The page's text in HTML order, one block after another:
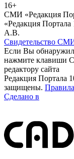
16+
СМИ «Редакция
«Редакция
А.В.
Свидетельство
Если Вы
нажмите клавиши
редактору сайта
Редакция Портала
защищены.
Сделано в